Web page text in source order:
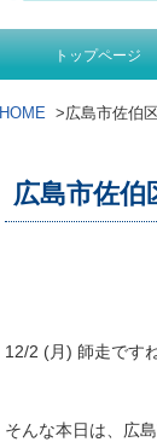
トップページ
HOME >広島市佐伯
広島市佐伯
12/2 (月) 師走です
そんな本日は、広